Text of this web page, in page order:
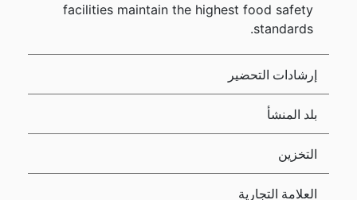
facilities maintain the highest food safety
standards.
إرشادات التحضير
بلد المنشأ
التخزين
العلامة التجارية